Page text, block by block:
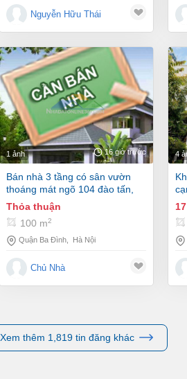
Nguyễn Hữu Thái
1 ảnh 16 giờ trước
bán nhà 3 tầng có sân vườn
thoáng mát ngõ 104 đào tấn,
0904152396
Thỏa thuận
100 m2
Quận Ba Đình Hà Nội
Chủ Nhà
4
không gian sống đẳng cấp,
Xem thêm 1,819 tin đăng khác